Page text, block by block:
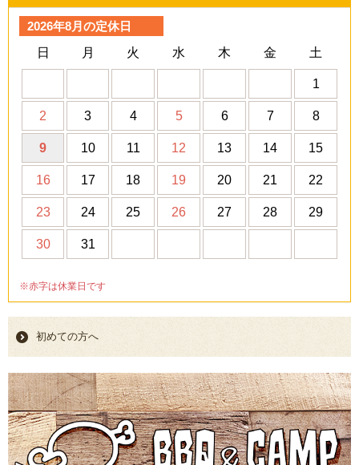
2026年8月の定休日
日
月 火 水 木 金 土
1
2 3 4 5 6 7 8
9 10 11 12 13 14 15
16 17 18 19 20 21 22
23 24 25 26 27 28 29
30 31
※赤字は休業日です
初めての方へ